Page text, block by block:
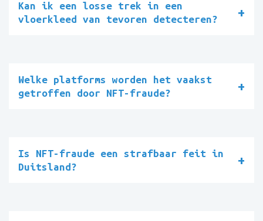
Kan ik een losse trek in een
vloerkleed van tevoren detecteren?
Welke platforms worden het vaakst
getroffen door NFT-fraude?
Is NFT-fraude een strafbaar feit in
Duitsland?